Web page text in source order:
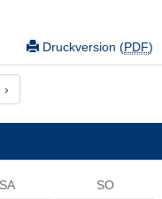
Druckversion (PDF)
›
SA
SO